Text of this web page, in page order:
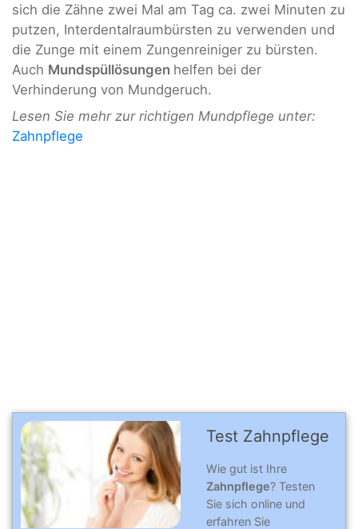
sich die Zähne zwei Mal am Tag ca. zwei Minuten zu
putzen, Interdentalraumbürsten zu verwenden und
die Zunge mit einem Zungenreiniger zu bürsten.
Auch Mundspüllösungen helfen bei der
Verhinderung von Mundgeruch.
Lesen Sie mehr zur richtigen Mundpflege unter:
Zahnpflege
Test Zahnpflege
Wie gut ist Ihre
Zahnpflege? Testen
Sie sich online und
erfahren Sie